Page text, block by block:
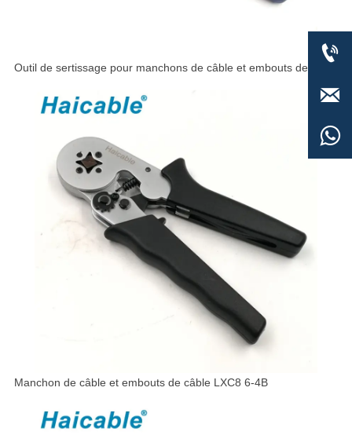
Outil de sertissage pour manchons de câble et embouts de fil
Manchon de câble et embouts de câble LXC8 6-4B


